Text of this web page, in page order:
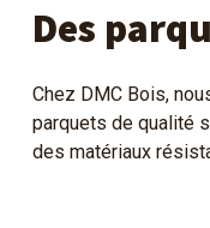
Des
Chez DMC Bois,
parquets de qualité
des matériaux